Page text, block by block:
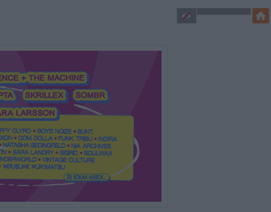
SÜTI BEÁLLÍTÁSOK MÓDOSÍTÁSA